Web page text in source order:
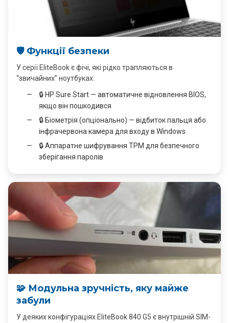
🛡️ Функції безпеки
У серії EliteBook є фічі, які рідко трапляються в
“звичайних” ноутбуках:
🔒 HP Sure Start — автоматичне відновлення BIOS,
якщо він пошкодився
🔒 Біометрія (опціонально) — відбиток пальця або
інфрачервона камера для входу в Windows
🔒 Аппаратне шифрування TPM для безпечного
зберігання паролів
🧩 Модульна зручність, яку майже
забули
У деяких конфігураціях EliteBook 840 G5 є внутрішній SIM-